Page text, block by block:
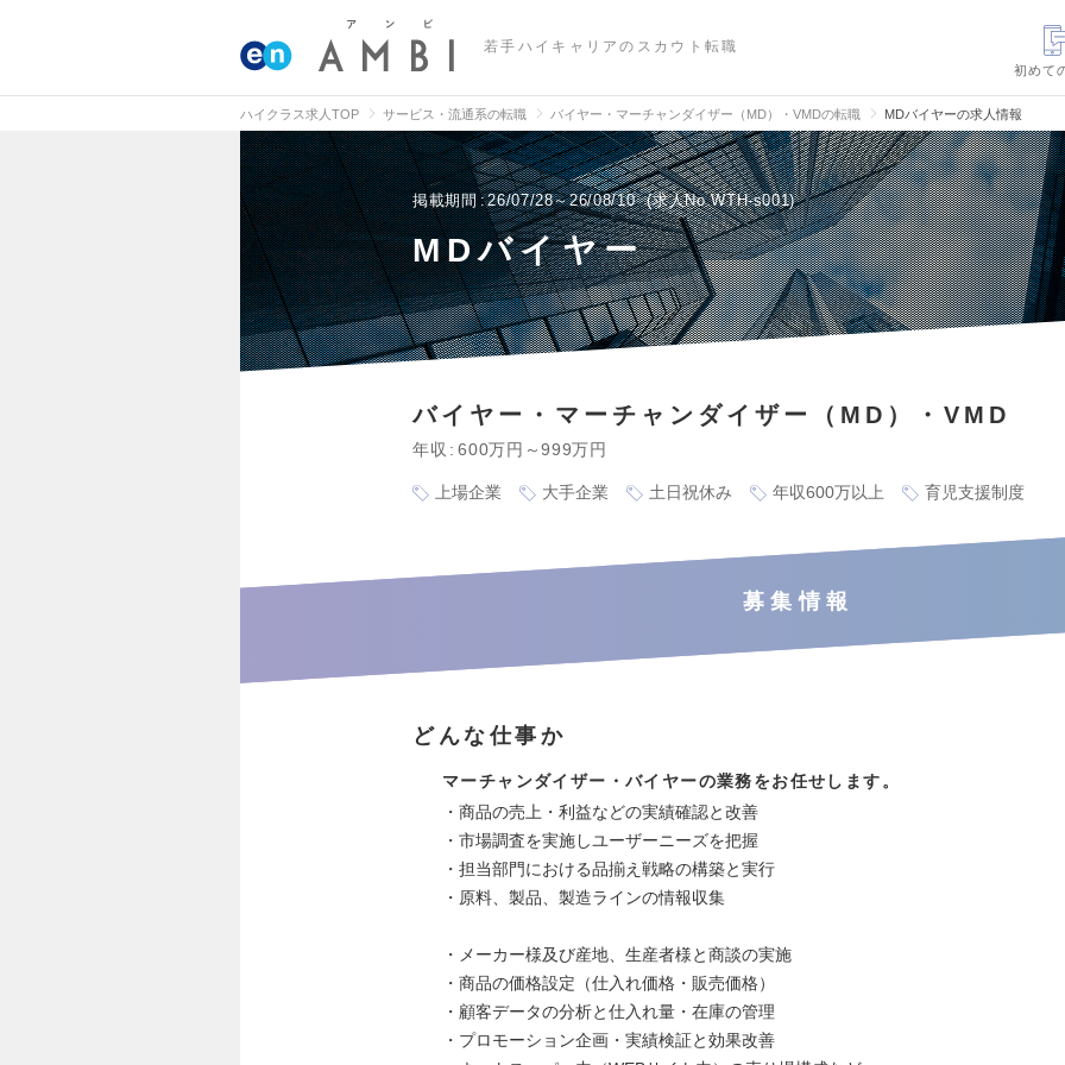
若手ハイキャリアのスカウト転職
初めて
ハイクラス求人TOP サービス・流通系の転職 バイヤー・マーチャンダイザー（MD）・VMDの転職 MDバイヤーの求人情報
掲載期間 26/07/28～26/08/10 求人No.WTH-s001
MDバイヤー
バイヤー・マーチャンダイザー（MD）・VMD
年収 600万円～999万円
上場企業 大手企業 土日祝休み 年収600万以上 育児支援制度
募集情報
どんな仕事か
マーチャンダイザー・バイヤーの業務をお任せします。
・商品の売上・利益などの実績確認と改善
・市場調査を実施しユーザーニーズを把握
・担当部門における品揃え戦略の構築と実行
・原料、製品、製造ラインの情報
・メーカー様及び産地、生産者様と商談の実施
・商品の価格設定（仕入れ価格・販売価格）
・顧客データの分析と仕入れ量・在庫の管理
・プロモーション企画・実績検証と効果改善